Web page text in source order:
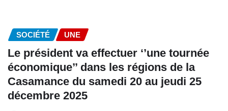
SOCIÉTÉ UNE
Le président va effectuer ‘’une tournée
économique’’ dans les régions de la
Casamance du samedi 20 au jeudi 25
décembre 2025